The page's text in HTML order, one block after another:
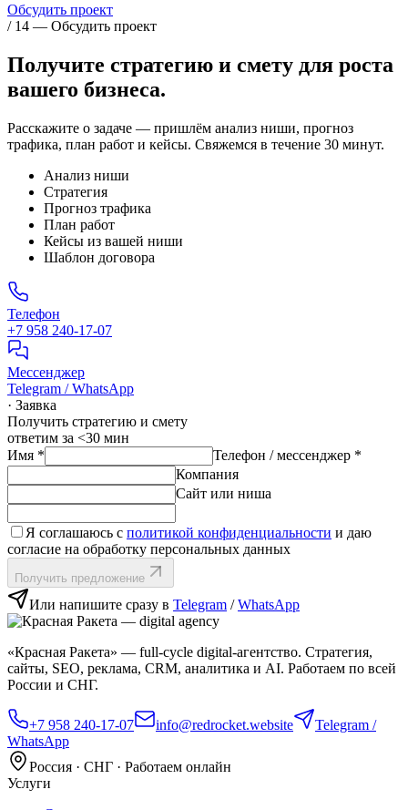
Обсудить проект
/ 14 — Обсудить проект
Получите стратегию и смету для роста
вашего бизнеса.
Расскажите о задаче — пришлём анализ ниши, прогноз
трафика, план работ и кейсы. Свяжемся в течение 30 минут.
Анализ ниши
Стратегия
Прогноз трафика
План работ
Кейсы из вашей ниши
Шаблон договора
Телефон
+7 958 240‑17‑07
Мессенджер
Telegram / WhatsApp
· Заявка
Получить стратегию и смету
ответим за <30 мин
Имя * Телефон / мессенджер *
Компания
Сайт или ниша
Я соглашаюсь с политикой конфиденциальности и даю
согласие на обработку персональных данных
Получить предложение
Или напишите сразу в Telegram /WhatsApp
«Красная Ракета» — full‑cycle digital‑агентство. Стратегия,
сайты, SEO, реклама, CRM, аналитика и AI. Работаем по всей
России и СНГ.
+7 958 240‑17‑07 info@redrocket.website
Telegram /
WhatsApp
Россия · СНГ · Работаем онлайн
Услуги